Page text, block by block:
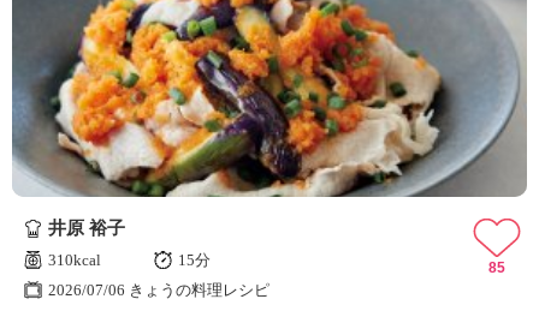
井原 裕子
310kcal
15分
2026/07/06 きょうの料理レシピ
85